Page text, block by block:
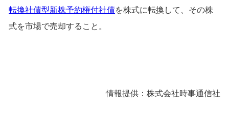
転換社債型新株予約権付社債を株式に転換して、その株
式を市場で売却すること。
情報提供：株式会社時事通信社